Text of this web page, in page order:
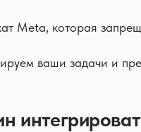
Meta, которая
ваши задачи и